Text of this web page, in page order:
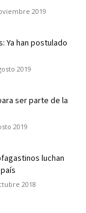
2019
Ya han postulado
2019
ser parte de la
2019
luchan
2018